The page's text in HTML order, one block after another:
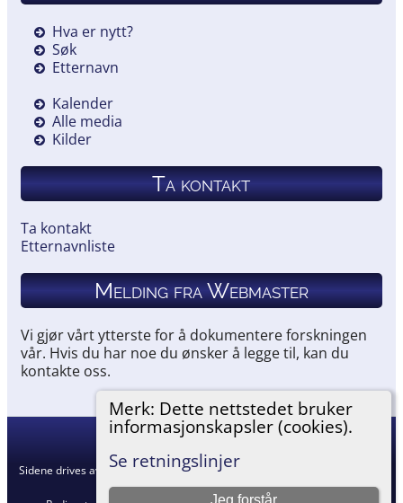
Merk: Dette nettstedet bruker
informasjonskapsler (cookies).
Se retningslinjer
Jeg forstår
Hva er nytt?
Søk
Etternavn
Kalender
Alle media
Kilder
Ta kontakt
Ta kontakt
Etternavnliste
Melding fra Webmaster
Vi gjør vårt ytterste for å dokumentere forskningen
vår. Hvis du har noe du ønsker å legge til, kan du
kontakte oss.
Hemneslekt 2026
Sidene drives av The Next Generation of Genealogy Sitebuilding